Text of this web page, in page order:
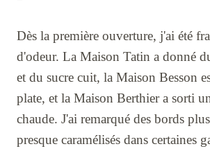
Dès la première ouverture, j'ai été
d'odeur. La Maison Tatin a donné
et du sucre cuit, la Maison Besson
plate, et la Maison Berthier a sorti
chaude. J'ai remarqué des bords
presque caramélisés dans certaines